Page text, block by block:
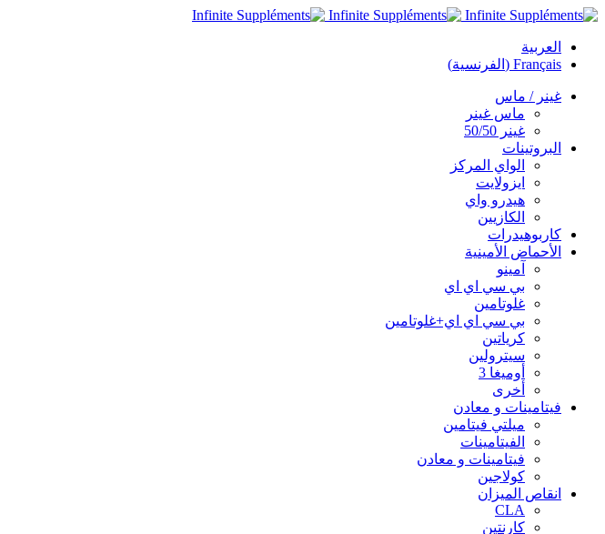
العربية
Français
( الفرنسية)
غينر / ماس
ماس غينر
غينر 50/50
البروتينات
الواي المركز
ايزولايت
هيدرو واي
الكازيين
كاربوهيدرات
الأحماض الأمينية
آمينو
بي سي اي اي
غلوتامين
بي سي اي اي+غلوتامين
كرياتين
سيترولين
أوميغا 3
أخرى
فيتامينات و معادن
ميلتي فيتامين
الفيتامينات
فيتامينات و معادن
كولاجين
انقاص الميزان
CLA
كارنتين